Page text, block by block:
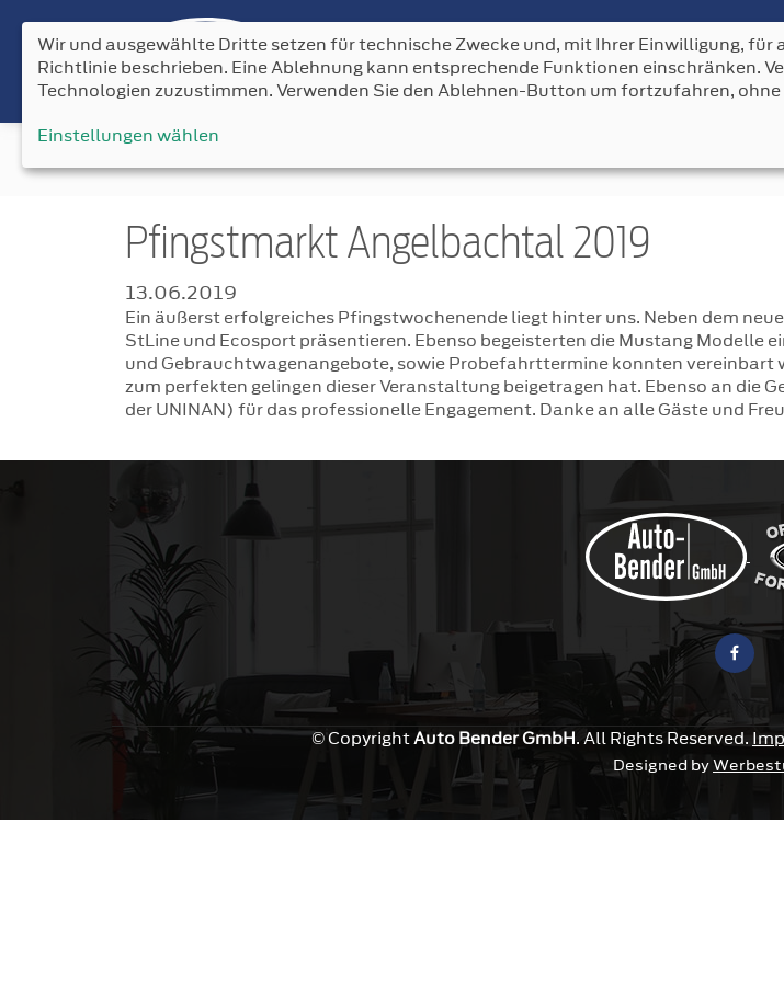
AUTO BENDER FAHRZEUGE
News
Pfingstmarkt Angelbachtal 2019
13.06.2019
Ein äußerst erfolgreiches Pfingstwochenende liegt hinter uns. Neben dem
StLine und Ecosport präsentieren. Ebenso begeisterten die Mustang Modelle
und Gebrauchtwagenangebote, sowie Probefahrttermine konnten vereinbart
zum perfekten gelingen dieser Veranstaltung beigetragen hat. Ebenso an die
der UNINAN) für das professionelle Engagement. Danke an alle Gäste und
© CopyrightAuto BenderGmbH. All Rights Reserved.
Designed by
Wir und ausgewählte Dritte setzen für technische Zwecke und, mit Ihrer Einwilligung, für
Richtlinie beschrieben. Eine Ablehnung kann entsprechende Funktionen einschränken.
Technologien zuzustimmen. Verwenden Sie den Ablehnen-Button um fortzufahren,
Einstellungen wählen